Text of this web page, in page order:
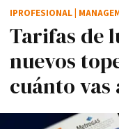
Tarifas de
nuevos
cuánto vas
IPROFESIONAL